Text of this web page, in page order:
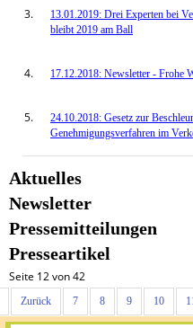
13.01.2019: Drei Experten bei
bleibt 2019 am Ball
17.12.2018: Newsletter - Frohe
24.10.2018: Gesetz zur
Genehmigungsverfahren im
Aktuelles
Newsletter
Pressemitteilungen
Presseartikel
Seite 12 von 42
Zurück 7 8 9 10